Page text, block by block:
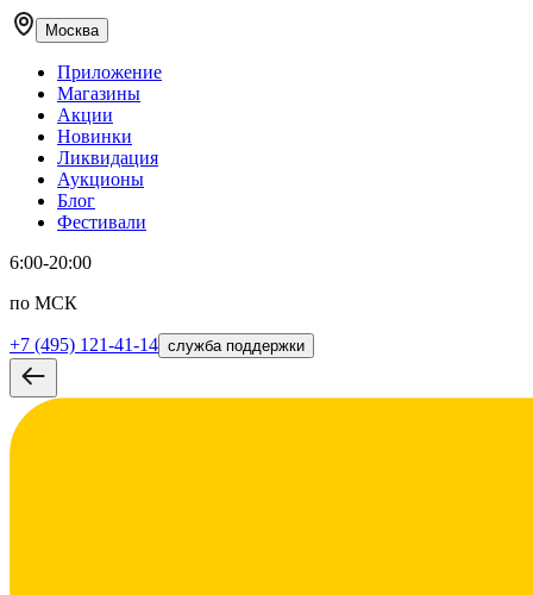
Москва
Приложение
Магазины
Акции
Новинки
Ликвидация
Аукционы
Блог
Фестивали
6:00-20:00
по МСК
+7 (495) 121-41-14 служба поддержки